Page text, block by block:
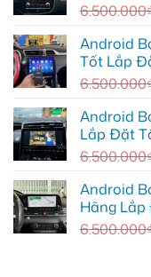
hơn
hiển
thông
tin
ràng
hơn
6.500.000
Android
Tốt Lắp
6.500.000
Android
Lắp Đặt
6.500.000
Android
Hãng
6.500.000